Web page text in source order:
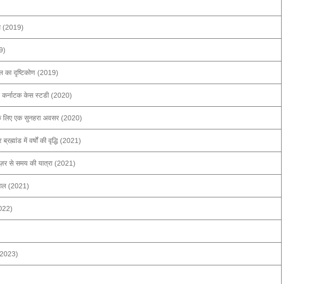
(2019)
का दृष्टिकोण (2019)
कर्नाटक केस स्टडी (2020)
लिए एक सुनहरा अवसर (2020)
में वर्षों की वृद्धि (2021)
से समय की यात्रा (2021)
(2021)